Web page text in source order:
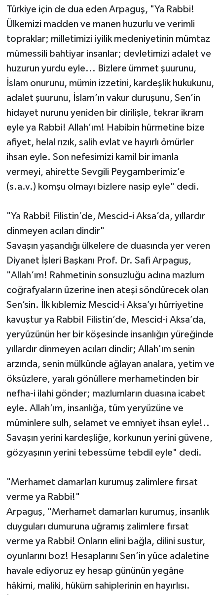
Türkiye için de dua eden Arpaguş, "Ya Rabbi!
Ülkemizi madden ve manen huzurlu ve verimli
topraklar; milletimizi iyilik medeniyetinin mümtaz
mümessili bahtiyar insanlar; devletimizi adalet ve
huzurun yurdu eyle... Bizlere ümmet şuurunu,
İslam onurunu, mümin izzetini, kardeşlik hukukunu,
adalet şuurunu, İslam’ın vakur duruşunu, Sen’in
hidayet nurunu yeniden bir dirilişle, tekrar ikram
eyle ya Rabbi! Allah’ım! Habibin hürmetine bize
afiyet, helal rızık, salih evlat ve hayırlı ömürler
ihsan eyle. Son nefesimizi kamil bir imanla
vermeyi, ahirette Sevgili Peygamberimiz’e
(s.a.v.) komşu olmayı bizlere nasip eyle" dedi.
"Ya Rabbi! Filistin’de, Mescid-i Aksa’da, yıllardır
dinmeyen acıları dindir"
Savaşın yaşandığı ülkelere de duasında yer veren
Diyanet İşleri Başkanı Prof. Dr. Safi Arpaguş,
"Allah’ım! Rahmetinin sonsuzluğu adına mazlum
coğrafyaların üzerine inen ateşi söndürecek olan
Sen’sin. İlk kıblemiz Mescid-i Aksa’yı hürriyetine
kavuştur ya Rabbi! Filistin’de, Mescid-i Aksa’da,
yeryüzünün her bir köşesinde insanlığın yüreğinde
yıllardır dinmeyen acıları dindir; Allah'ım senin
arzında, senin mülkünde ağlayan analara, yetim ve
öksüzlere, yaralı gönüllere merhametinden bir
nefha-i ilahi gönder; mazlumların duasına icabet
eyle. Allah’ım, insanlığa, tüm yeryüzüne ve
müminlere sulh, selamet ve emniyet ihsan eyle!..
Savaşın yerini kardeşliğe, korkunun yerini güvene,
gözyaşının yerini tebessüme tebdil eyle" dedi.
"Merhamet damarları kurumuş zalimlere fırsat
verme ya Rabbi!"
Arpaguş, "Merhamet damarları kurumuş, insanlık
duyguları dumuruna uğramış zalimlere fırsat
verme ya Rabbi! Onların elini bağla, dilini sustur,
oyunlarını boz! Hesaplarını Sen’in yüce adaletine
havale ediyoruz ey hesap gününün yegâne
hâkimi, maliki, hüküm sahiplerinin en hayırlısı.